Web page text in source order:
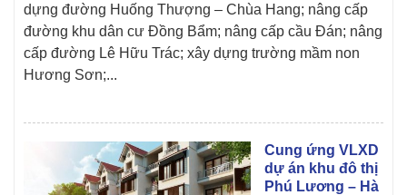
dựng đường Huống Thượng – Chùa Hang; nâng cấp
đường khu dân cư Đồng Bẩm; nâng cấp cầu Đán; nâng
cấp đường Lê Hữu Trác; xây dựng trường mầm non
Hương Sơn;...
Cung ứng VLXD
dự án khu đô thị
Phú Lương – Hà